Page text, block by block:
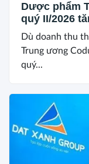
Dược phẩm
quý II/2026
Dù doanh thu
Trung ương
quý...